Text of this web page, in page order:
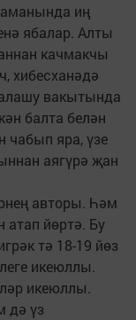
иң
ябалар. Алты
качмакчы
хибесханәдә
вакытында
балта белән
чабып яра, үзе
аягүрә җан
авторы. Һәм
атап йөртә. Бу
тә 18-19 йөз
икеюллы.
икеюллы.
дә үз